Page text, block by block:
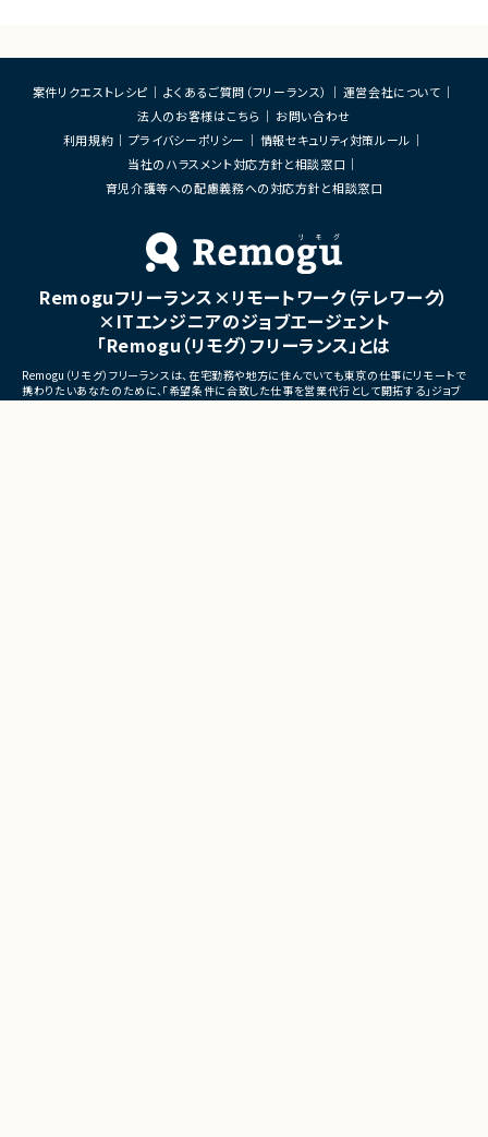
・詳細設計書、テスト仕様書等のドキュメント
作成
・成果物レビューおよび品質管理
・開発メンバーへの技術支援、進捗管理
・少人数体制でのプロジェクト推進
プロジェクト拡大に伴う増員募集
・要件整理および要件定義支
・バックエンドシステムの設計
・コードレビューの実施
・リリース対応および品質向
・技術課題に対する検討、提
・ステークホルダーとの調整
ケーション
・サービスの継続的な機能拡
募集
■担当工程
・要件定義
・基本設計
・詳細設計
・テスト
・リリース対応
案件リクエストレシピ よくあるご質問（フリーランス）
運営会社について
法人のお客様はこちら
お問い合わせ
利用規約
プライバシーポリシー
情報セキュリティ対策ルール
当社のハラスメント対応方針と相談窓口
育児介護等への配慮義務への対応方針と相談窓口
Remoguフリーランス×リモートワーク（テレワーク）
×ITエンジニアのジョブエージェント
「Remogu（リモグ）フリーランス」とは
Remogu（リモグ）フリーランスは、在宅勤務や地方に住んでいても東京の仕事にリモートで
携わりたいあなたのために、「希望条件に合致した仕事を営業代行として開拓する」ジョブ
エージェントです。